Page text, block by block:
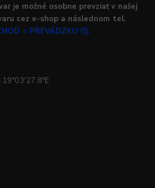
je možné osobne prevziať v našej
cez e-shop a následnom tel.
= PREVÁDZKU !!!).
19°03'27.8"E